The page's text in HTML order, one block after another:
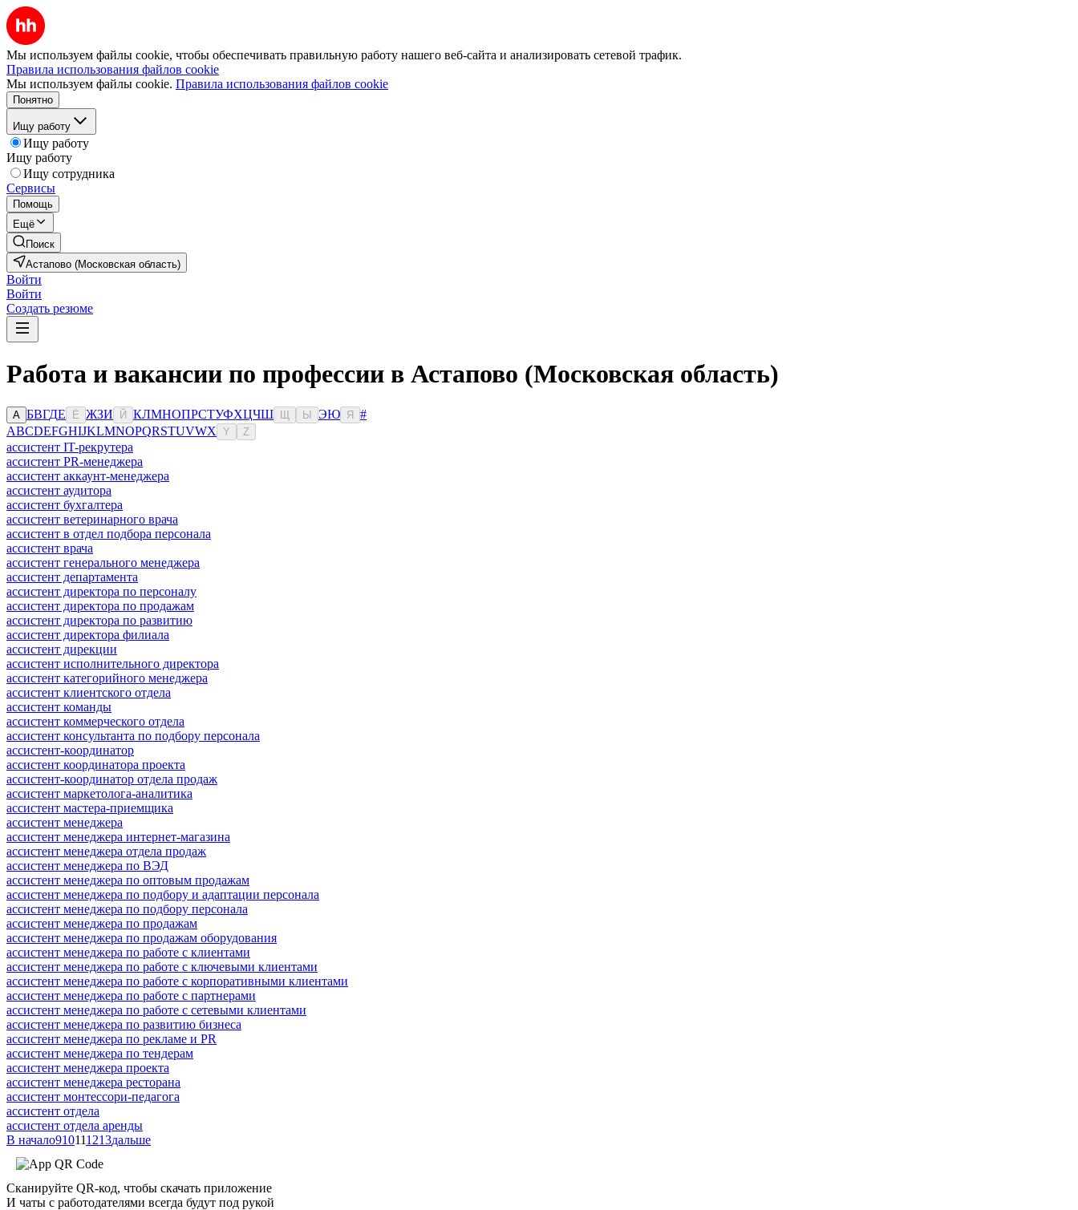
Мы используем файлы cookie, чтобы обеспечивать правильную работу нашего веб-сайта и анализировать сетевой трафик.
Правила использования файлов cookie
Мы используем файлы cookie. Правила использования файлов cookie
Понятно
Ищу работу
Ищу работу
Ищу работу
Ищу сотрудника
Сервисы
Помощь
Ещё
Поиск
Астапово (Московская область)
Войти
Войти
Создать резюме
Работа и вакансии по профессии в Астапово (Московская область)
А БВГДЕ Ё ЖЗИ Й КЛМНОПРСТУФХЦЧШ Ы ЭЮ Я
#
ABCDEFGHIJKLMNOPQRSTUVWX Y Z
ассистент IT-рекрутера
ассистент PR-менеджера
ассистент аккаунт-менеджера
ассистент аудитора
ассистент бухгалтера
ассистент ветеринарного врача
ассистент в отдел подбора персонала
ассистент врача
ассистент генерального менеджера
ассистент департамента
ассистент директора по персоналу
ассистент директора по продажам
ассистент директора по развитию
ассистент директора филиала
ассистент дирекции
ассистент исполнительного директора
ассистент категорийного менеджера
ассистент клиентского отдела
ассистент команды
ассистент коммерческого отдела
ассистент консультанта по подбору персонала
ассистент-координатор
ассистент координатора проекта
ассистент-координатор отдела продаж
ассистент маркетолога-аналитика
ассистент мастера-приемщика
ассистент менеджера
ассистент менеджера интернет-магазина
ассистент менеджера отдела продаж
ассистент менеджера по ВЭД
ассистент менеджера по оптовым продажам
ассистент менеджера по подбору и адаптации персонала
ассистент менеджера по подбору персонала
ассистент менеджера по продажам
ассистент менеджера по продажам оборудования
ассистент менеджера по работе с клиентами
ассистент менеджера по работе с ключевыми клиентами
ассистент менеджера по работе с корпоративными клиентами
ассистент менеджера по работе с партнерами
ассистент менеджера по работе с сетевыми клиентами
ассистент менеджера по развитию бизнеса
ассистент менеджера по рекламе и PR
ассистент менеджера по тендерам
ассистент менеджера проекта
ассистент менеджера ресторана
ассистент монтессори-педагога
ассистент отдела
ассистент отдела аренды
В начало910111213дальше
Сканируйте QR-код, чтобы скачать приложение
И чаты с работодателями всегда будут под рукой